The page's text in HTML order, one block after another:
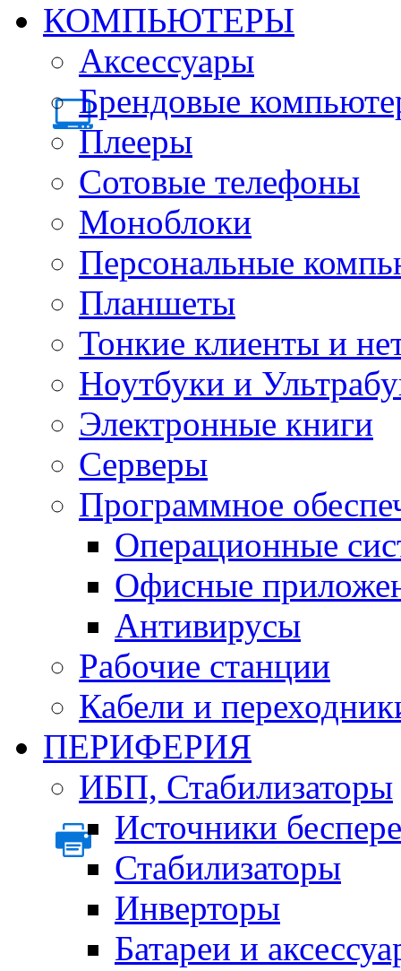
КОМПЬЮТЕРЫ
Аксессуары
Брендовые
Плееры
Сотовые телефоны
Моноблоки
Персональные
Планшеты
Тонкие клиенты и
Ноутбуки и
Электронные книги
Серверы
Программное
Операционные
Офисные
Антивирусы
Рабочие станции
Кабели и
ПЕРИФЕРИЯ
ИБП, Стабилизаторы
Источники
Стабилизаторы
Инверторы
Батареи и